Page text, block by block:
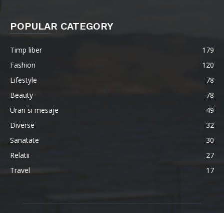
POPULAR CATEGORY
Timp liber
179
Fashion
120
Lifestyle
78
Beauty
78
Urari si mesaje
49
Diverse
32
Sanatate
30
Relatii
27
Travel
17